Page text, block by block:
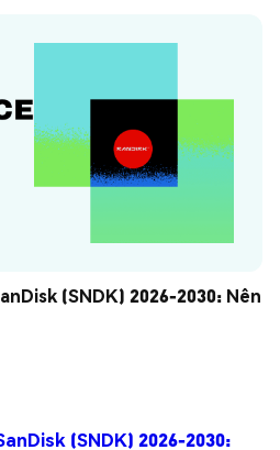
(SNDK) 2026-2030: Nên
(SNDK) 2026-2030: